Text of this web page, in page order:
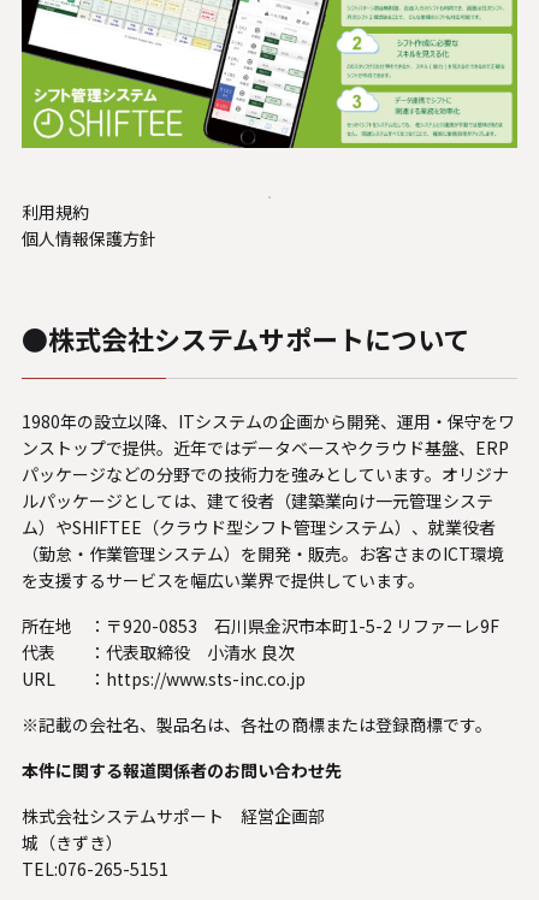
利用規約
個人情報保護方針
●株式会社システムサポートについて
1980年の設立以降、ITシステムの企画から開発、運用・保守をワ
ンストップで提供。近年ではデータベースやクラウド基盤、ERP
パッケージなどの分野での技術力を強みとしています。オリジナ
ルパッケージとしては、建て役者（建築業向け一元管理システ
ム）やSHIFTEE（クラウド型シフト管理システム）、就業役者
（勤怠・作業管理システム）を開発・販売。お客さまのICT環境
を支援するサービスを幅広い業界で提供しています。
所在地 ： 〒920-0853 石川県金沢市本町1-5-2 リファーレ9F
代表 ： 代表取締役 小清水 良次
URL ： https://www.sts-inc.co.jp
※記載の会社名、製品名は、各社の商標または登録商標です。
本件に関する報道関係者のお問い合わせ先
株式会社システムサポート 経営企画部
城（きずき）
TEL:076-265-5151